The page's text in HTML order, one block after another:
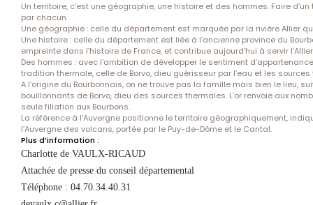
Un territoire, c’est une géographie, une histoire et des hommes. Faire
par chacun.
Une géographie : celle du département est marquée par la rivière Allier
Une histoire : celle du département est liée à l’ancienne province du
empreinte dans l’histoire de France, et contribue aujourd’hui à servir
Des hommes : avec l’ambition de développer le sentiment
tradition thermale, celle de Borvo, dieu guérisseur par l’eau et les
A l’origine du Bourbonnais, on ne trouve pas la famille mais bien le lieu,
bouillonnants de Borvo, dieu des sources thermales. L’or renvoie aux
seule filiation aux Bourbons.
La référence à l’Auvergne positionne le territoire géographiquement,
l’Auvergne des volcans, portée par le Puy-de-Dôme et le Cantal.
Plus d’information :
Charlotte de VAULX-RICAUD
Attachée de presse du conseil départemental
Téléphone : 04.70.34.40.31